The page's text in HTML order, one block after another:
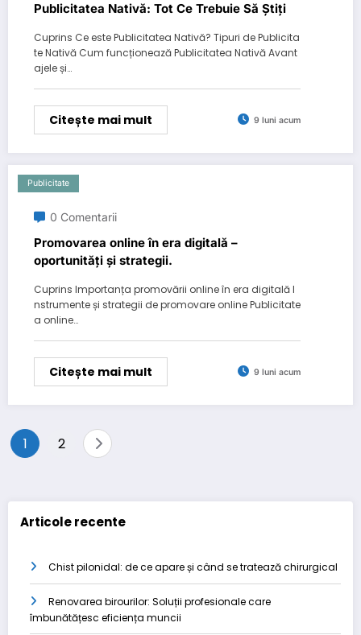
Publicitatea Nativă: Tot Ce Trebuie Să Știți
Cuprins Ce este Publicitatea Nativă? Tipuri de Publicita
te Nativă Cum funcționează Publicitatea Nativă Avant
ajele și…
Citește mai mult 9 luni acum
Publicitate
0 Comentarii
Promovarea online în era digitală –
oportunități și strategii.
Cuprins Importanța promovării online în era digitală I
nstrumente și strategii de promovare online Publicitate
a online…
Citește mai mult 9 luni acum
Paginație
1 2
Articole recente
Chist pilonidal: de ce apare și când se tratează chirurgical
Renovarea birourilor: Soluții profesionale care
îmbunătățesc eficiența muncii